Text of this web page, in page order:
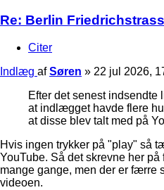
Re: Berlin
Citer
Indlæg afSøren » 22 jul 2026,
Efter det senest indsendte
at indlægget havde flere
at disse blev talt med på
Hvis ingen trykker på "play" så
YouTube. Så det skrevne her
mange gange, men der er færre
videoen.